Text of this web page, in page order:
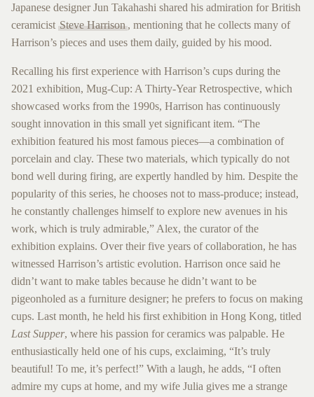
Japanese designer Jun Takahashi shared his admiration for British
ceramicist Steve Harrison, mentioning that he collects many of
Harrison’s pieces and uses them daily, guided by his mood.
Recalling his first experience with Harrison’s cups during the
2021 exhibition, Mug-Cup: A Thirty-Year Retrospective, which
showcased works from the 1990s, Harrison has continuously
sought innovation in this small yet significant item. “The
exhibition featured his most famous pieces—a combination of
porcelain and clay. These two materials, which typically do not
bond well during firing, are expertly handled by him. Despite the
popularity of this series, he chooses not to mass-produce; instead,
he constantly challenges himself to explore new avenues in his
work, which is truly admirable,” Alex, the curator of the
exhibition explains. Over their five years of collaboration, he has
witnessed Harrison’s artistic evolution. Harrison once said he
didn’t want to make tables because he didn’t want to be
pigeonholed as a furniture designer; he prefers to focus on making
cups. Last month, he held his first exhibition in Hong Kong, titled
Last Supper, where his passion for ceramics was palpable. He
enthusiastically held one of his cups, exclaiming, “It’s truly
beautiful! To me, it’s perfect!” With a laugh, he adds, “I often
admire my cups at home, and my wife Julia gives me a strange